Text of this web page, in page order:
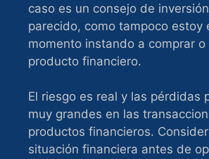
caso es un consejo de
parecido, como tampoco estoy
momento instando a comprar
producto financiero.
El riesgo es real y las pérdidas
muy grandes en las
productos financieros.
situación financiera antes de